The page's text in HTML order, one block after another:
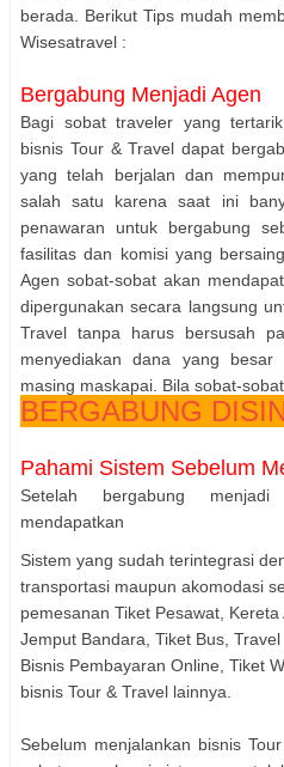
berada. Berikut Tips mudah
Wisesatravel :
Bergabung Menjadi Agen
Bagi sobat traveler yang
bisnis Tour & Travel dapat
yang telah berjalan dan
salah satu karena saat ini
penawaran untuk bergabung
fasilitas dan komisi yang
Agen sobat-sobat akan
dipergunakan secara langsung
Travel tanpa harus bersusah
menyediakan dana yang
masing maskapai. Bila sobat-
BERGABUNG
Pahami Sistem Sebelum
Setelah bergabung
mendapatkan
Sistem yang sudah terintegrasi
transportasi maupun akomodasi
pemesanan Tiket Pesawat,
Jemput Bandara, Tiket Bus,
Bisnis Pembayaran Online, Tiket
bisnis Tour & Travel lainnya.
Sebelum menjalankan bisnis